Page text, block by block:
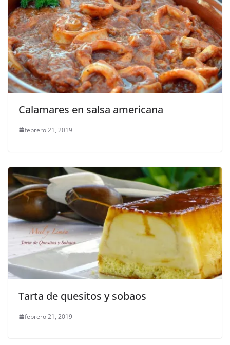
Calamares en salsa americana
febrero 21, 2019
Tarta de quesitos y sobaos
febrero 21, 2019